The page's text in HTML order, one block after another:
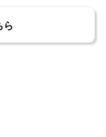
ら